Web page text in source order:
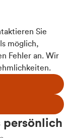
Sie
möglich,
Fehler an. Wir
persönlich